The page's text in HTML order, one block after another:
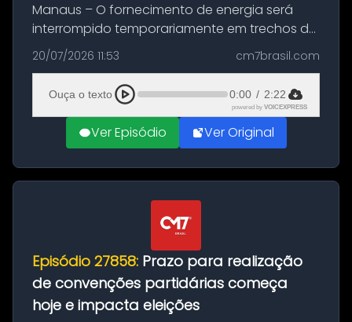
Manaus – O fornecimento de energia será
interrompido temporariamente em trechos de
sete bairros de Manaus nesta terça-feira (21).
A suspensão programada ocorrerá para a
execução de serviços de manuten...
20/07/2026 11:53 cm7brasil.com
Ouça o texto 0:00 / 2:22
powered by VOICEXPRESS
Ver Episódio Ver Original
Episódio 27858: Prazo para realização
de convenções partidárias começa
hoje e impacta eleições